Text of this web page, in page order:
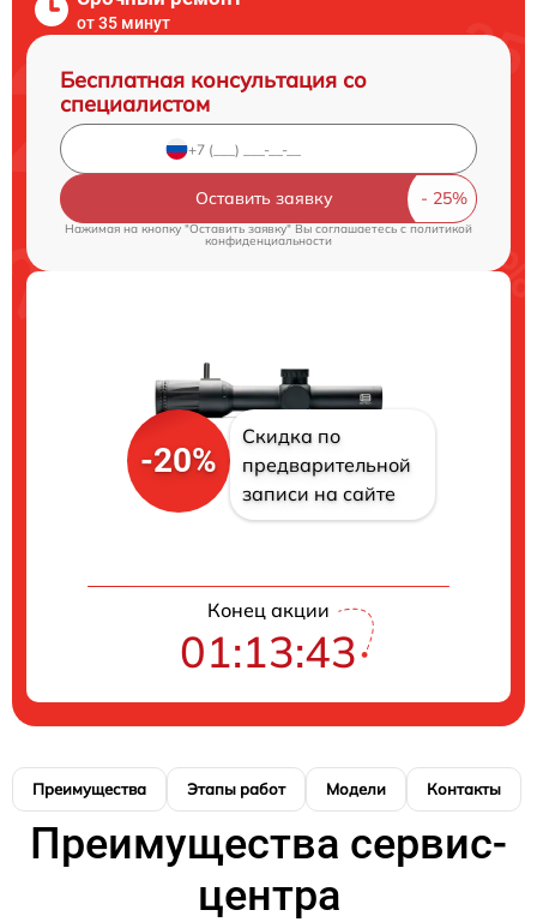
от 35 минут
Бесплатная консультация со
специалистом
Оставить заявку
Нажимая на кнопку "Оставить заявку" Вы соглашаетесь cполитикой
конфиденциальности
-20%
Скидка по
предварительной
записи на сайте
Конец акции
01:13:42
Преимущества Этапы работ Модели Контакты
Преимущества сервис-
центра